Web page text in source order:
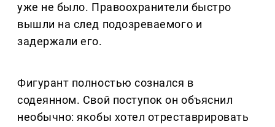
уже не было. Правоохранители быстро
вышли на след подозреваемого и
задержали его.
Фигурант полностью сознался в
содеянном. Свой поступок он объяснил
необычно: якобы хотел отреставрировать